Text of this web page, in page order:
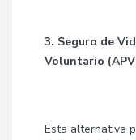
3. Seguro de
Voluntario (APV
Esta alternativa